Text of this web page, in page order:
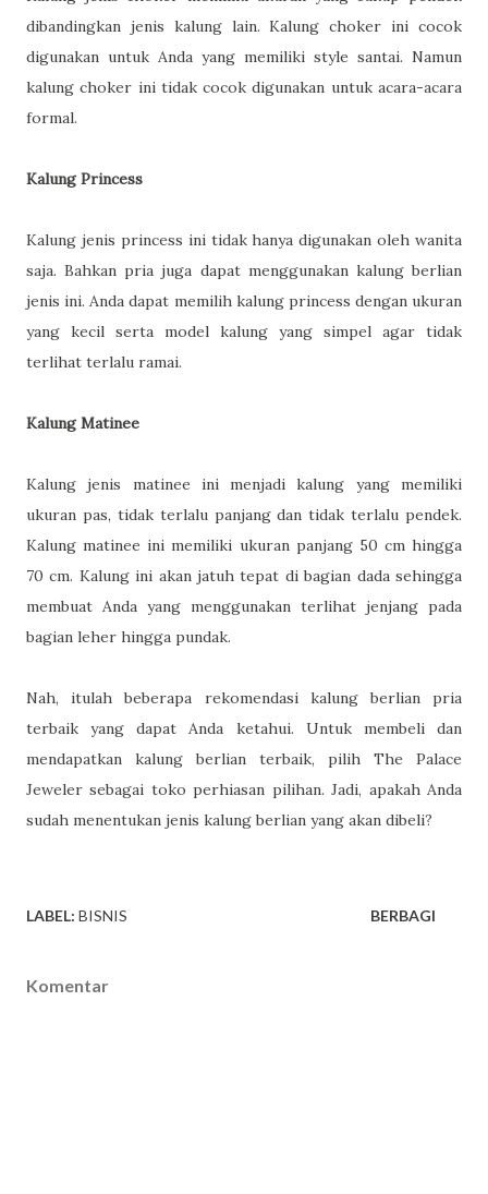
dibandingkan jenis kalung lain. Kalung choker ini cocok
digunakan untuk Anda yang memiliki style santai. Namun
kalung choker ini tidak cocok digunakan untuk acara-acara
formal.
Kalung Princess
Kalung jenis princess ini tidak hanya digunakan oleh wanita
saja. Bahkan pria juga dapat menggunakan kalung berlian
jenis ini. Anda dapat memilih kalung princess dengan ukuran
yang kecil serta model kalung yang simpel agar tidak
terlihat terlalu ramai.
Kalung Matinee
Kalung jenis matinee ini menjadi kalung yang memiliki
ukuran pas, tidak terlalu panjang dan tidak terlalu pendek.
Kalung matinee ini memiliki ukuran panjang 50 cm hingga
70 cm. Kalung ini akan jatuh tepat di bagian dada sehingga
membuat Anda yang menggunakan terlihat jenjang pada
bagian leher hingga pundak.
Nah, itulah beberapa rekomendasi kalung berlian pria
terbaik yang dapat Anda ketahui. Untuk membeli dan
mendapatkan kalung berlian terbaik, pilih The Palace
Jeweler sebagai toko perhiasan pilihan. Jadi, apakah Anda
sudah menentukan jenis kalung berlian yang akan dibeli?
LABEL: BISNIS BERBAGI
Komentar